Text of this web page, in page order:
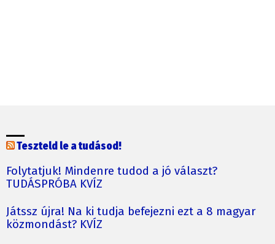
Teszteld le a tudásod!
Folytatjuk! Mindenre tudod a jó választ?
TUDÁSPRÓBA KVÍZ
Játssz újra! Na ki tudja befejezni ezt a 8 magyar
közmondást? KVÍZ